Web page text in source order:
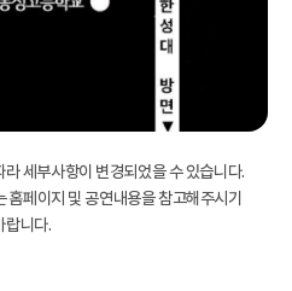
세부사항이 변경되었을 수 있습니다.
페이지 및 공연내용을 참고해주시기
랍니다.